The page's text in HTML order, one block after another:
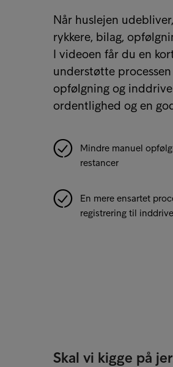
Når huslejen
rykkere, bilag,
I videoen får du en
understøtte
opfølgning og
ordentlighed og en
Mindre manuel
restancer
En mere ensartet
registrering til
Skal vi kigge på